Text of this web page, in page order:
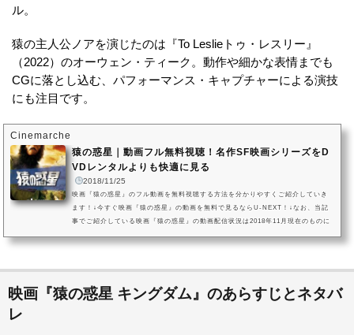
ル。
猿の主人公ノアを演じたのは『To Leslieトゥ・レスリー』
（2022）のオーウェン・ティーク。動作や細かな表情までも
CGに落とし込む、パフォーマンス・キャプチャーによる演技
にも注目です。
Cinemarche
猿の惑星｜動画フル無料視聴！名作SF映画シリーズをD
VDレンタルよりも快適に見る
2018/11/25
映画『猿の惑星』のフル動画を無料視聴する方法を分かりやすくご紹介していき
ます！↓今すぐ映画『猿の惑星』の動画を無料で見るならU-NEXT！↓なお、当記
事でご紹介している映画『猿の惑星』の動画配信状況は2018年11月現在のものに
映画『猿の惑星 キングダム』のあらすじとネタバ
レ